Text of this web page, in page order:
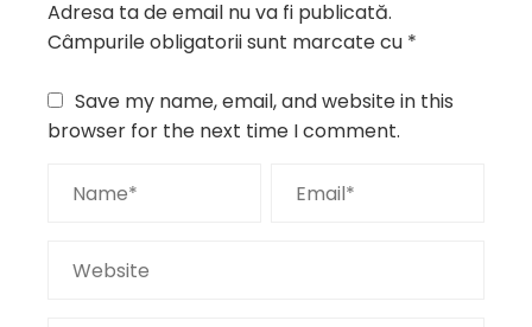
Adresa ta de email nu va fi publicată.
Câmpurile obligatorii sunt marcate cu *
Save my name, email, and website in this
browser for the next time I comment.